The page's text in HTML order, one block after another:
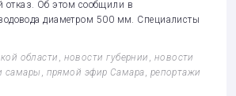
отказ. Об этом сообщили в
диаметром 500 мм. Специалисты
области , новости губернии , новости
самары , прямой эфир Самара, репортажи